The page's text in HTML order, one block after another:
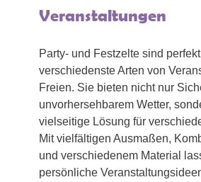
Veranstaltungen
Party- und Festzelte sind
verschiedenste Arten von
Freien. Sie bieten nicht nur
unvorhersehbarem Wetter,
vielseitige Lösung für
Mit vielfältigen Ausmaßen,
und verschiedenem Material
persönliche